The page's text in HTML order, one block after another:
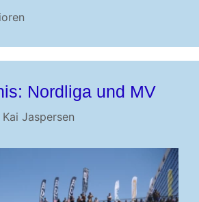
Nordliga und MV
Kai Jaspersen